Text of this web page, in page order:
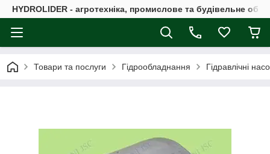
HYDROLIDER - агротехніка, промислове та будівельне
Товари та послуги Гідрообладнання Гідравлічні